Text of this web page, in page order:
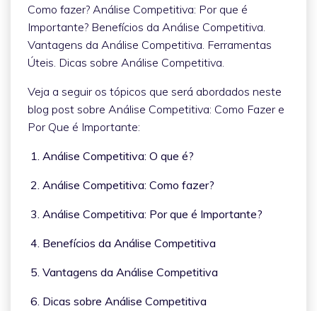
Como fazer? Análise Competitiva: Por que é
Importante? Benefícios da Análise Competitiva.
Vantagens da Análise Competitiva. Ferramentas
Úteis. Dicas sobre Análise Competitiva.
Veja a seguir os tópicos que será abordados neste
blog post sobre Análise Competitiva: Como Fazer e
Por Que é Importante:
1. Análise Competitiva: O que é?
2. Análise Competitiva: Como fazer?
3. Análise Competitiva: Por que é Importante?
4. Benefícios da Análise Competitiva
5. Vantagens da Análise Competitiva
6. Dicas sobre Análise Competitiva